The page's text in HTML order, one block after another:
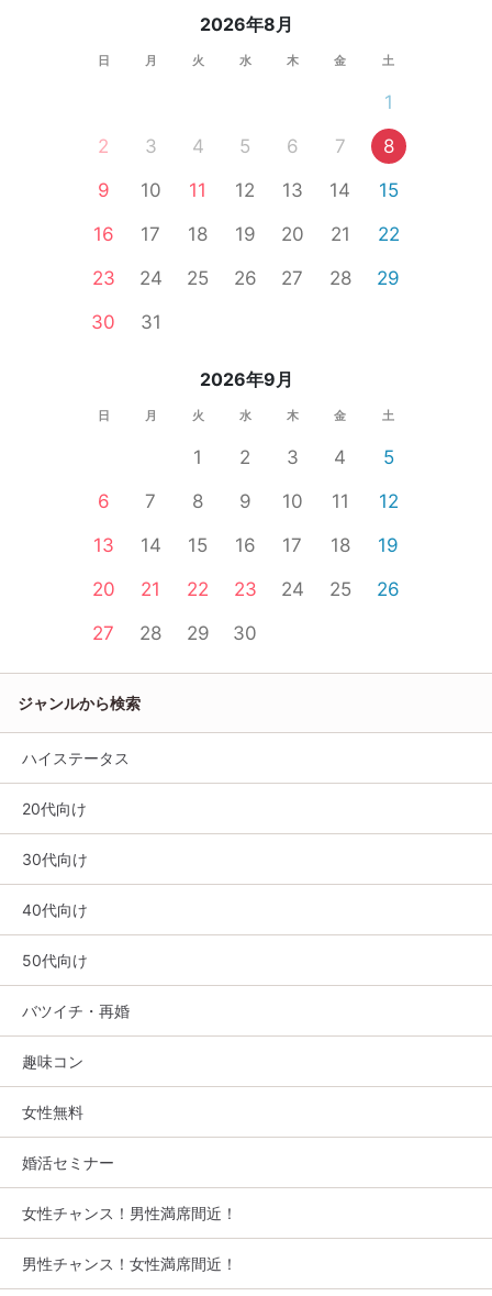
2026年8月
日 月 火 水 木 金 土
1
2
3 4 5 6 7
8
9
10 11 12 13 14
15
16
17 18 19 20 21
22
23
24 25 26 27 28
29
30
31
2026年9月
日 月 火 水 木 金 土
1 2 3 4
5
6
7 8 9 10 11
12
13
14 15 16 17 18
19
20
21 22 23 24 25
26
27
28 29 30
ジャンルから検索
ハイステータス
20代向け
30代向け
40代向け
50代向け
バツイチ・再婚
趣味コン
女性無料
婚活セミナー
女性チャンス！男性満席間近！
男性チャンス！女性満席間近！